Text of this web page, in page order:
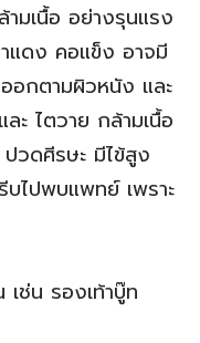
มเนื้อ อย่างรุนแรง
แดง คอแข็ง อาจมี
อกตามผิวหนัง และ
ะ ไตวาย กล้ามเนื้อ
วดศีรษะ มีไข้สูง
ไปพบแพทย์ เพราะ
ช่น รองเท้าบู๊ท